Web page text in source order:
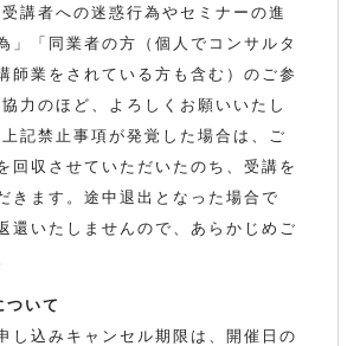
講者への迷惑行為やセミナーの進
」「同業者の方（個人でコンサルタ
師業をされている方も含む）のご参
力のほど、よろしくお願いいたし
記禁止事項が発覚した場合は、ご
回収させていただいたのち、受講を
きます。途中退出となった場合で
還いたしませんので、あらかじめご
ついて
し込みキャンセル期限は、開催日の